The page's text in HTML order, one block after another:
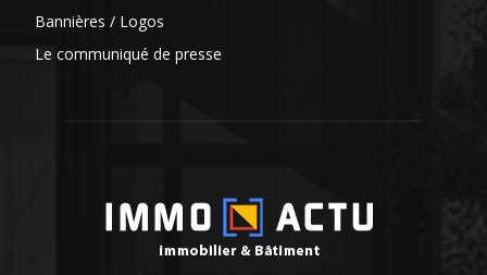
Bannières / Logos
Le communiqué de presse